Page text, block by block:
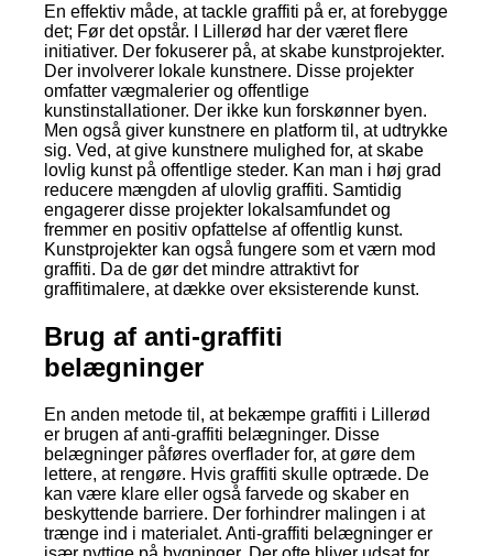
En effektiv måde, at tackle graffiti på er, at forebygge
det; Før det opstår. I Lillerød har der været flere
initiativer. Der fokuserer på, at skabe kunstprojekter.
Der involverer lokale kunstnere. Disse projekter
omfatter vægmalerier og offentlige
kunstinstallationer. Der ikke kun forskønner byen.
Men også giver kunstnere en platform til, at udtrykke
sig. Ved, at give kunstnere mulighed for, at skabe
lovlig kunst på offentlige steder. Kan man i høj grad
reducere mængden af ulovlig graffiti. Samtidig
engagerer disse projekter lokalsamfundet og
fremmer en positiv opfattelse af offentlig kunst.
Kunstprojekter kan også fungere som et værn mod
graffiti. Da de gør det mindre attraktivt for
graffitimalere, at dække over eksisterende kunst.
Brug af anti-graffiti
belægninger
En anden metode til, at bekæmpe graffiti i Lillerød
er brugen af anti-graffiti belægninger. Disse
belægninger påføres overflader for, at gøre dem
lettere, at rengøre. Hvis graffiti skulle optræde. De
kan være klare eller også farvede og skaber en
beskyttende barriere. Der forhindrer malingen i at
trænge ind i materialet. Anti-graffiti belægninger er